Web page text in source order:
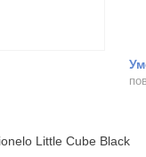
Little Cube Black